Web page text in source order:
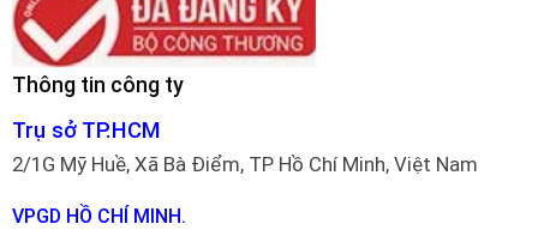
Thông tin công ty
Trụ sở TP.HCM
2/1G Mỹ Huề, Xã Bà Điểm, TP Hồ Chí Minh, Việt Nam
VPGD HỒ CHÍ MINH.